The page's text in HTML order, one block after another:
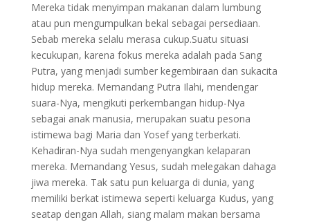
Mereka tidak menyimpan makanan dalam lumbung
atau pun mengumpulkan bekal sebagai persediaan.
Sebab mereka selalu merasa cukup.Suatu situasi
kecukupan, karena fokus mereka adalah pada Sang
Putra, yang menjadi sumber kegembiraan dan sukacita
hidup mereka. Memandang Putra Ilahi, mendengar
suara-Nya, mengikuti perkembangan hidup-Nya
sebagai anak manusia, merupakan suatu pesona
istimewa bagi Maria dan Yosef yang terberkati.
Kehadiran-Nya sudah mengenyangkan kelaparan
mereka. Memandang Yesus, sudah melegakan dahaga
jiwa mereka. Tak satu pun keluarga di dunia, yang
memiliki berkat istimewa seperti keluarga Kudus, yang
seatap dengan Allah, siang malam makan bersama